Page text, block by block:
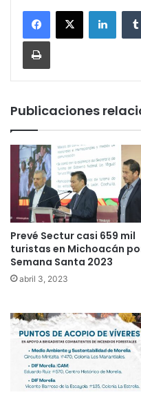
Imprimir
Publicaciones
Prevé Sectur casi 659 mil
turistas en Michoacán
Semana Santa 2023
abril 3, 2023